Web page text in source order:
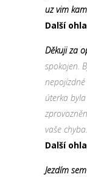
uz vim
Další
Děkuji za
spokojen.
úterka
vaše
Další
Jezdím